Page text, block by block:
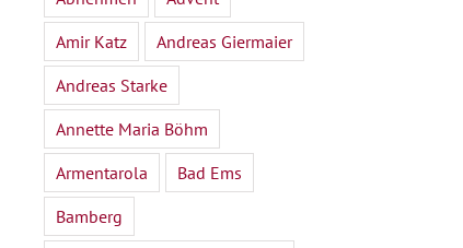
Amir Katz
Andreas Giermaier
Andreas Starke
Annette Maria Böhm
Armentarola
Bad Ems
Bamberg